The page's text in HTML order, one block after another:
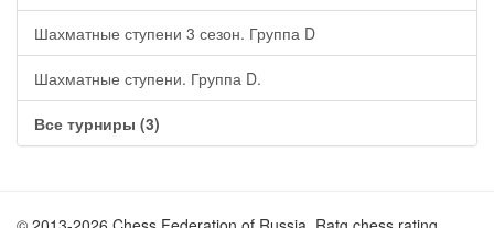
Шахматные ступени 3 сезон. Группа D
Шахматные ступени. Группа D.
Все турниры (3)